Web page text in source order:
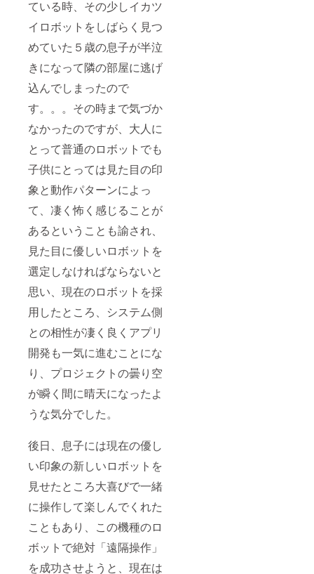
ている時、その少しイカツ
イロボットをしばらく見つ
めていた５歳の息子が半泣
きになって隣の部屋に逃げ
込んでしまったので
す。。。その時まで気づか
なかったのですが、大人に
とって普通のロボットでも
子供にとっては見た目の印
象と動作パターンによっ
て、凄く怖く感じることが
あるということも諭され、
見た目に優しいロボットを
選定しなければならないと
思い、現在のロボットを採
用したところ、システム側
との相性が凄く良くアプリ
開発も一気に進むことにな
り、プロジェクトの曇り空
が瞬く間に晴天になったよ
うな気分でした。
後日、息子には現在の優し
い印象の新しいロボットを
見せたところ大喜びで一緒
に操作して楽しんでくれた
こともあり、この機種のロ
ボットで絶対「遠隔操作」
を成功させようと、現在は